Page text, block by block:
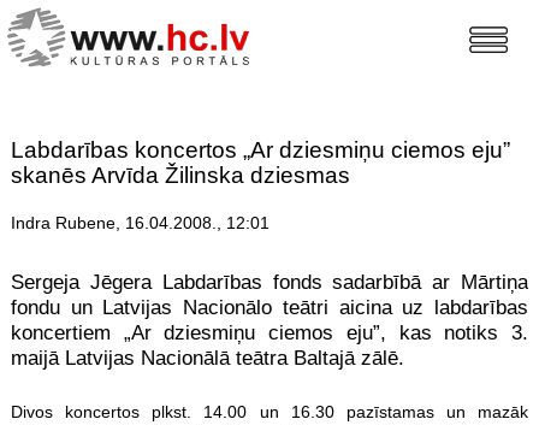
Labdarības koncertos „Ar dziesmiņu ciemos eju”
skanēs Arvīda Žilinska dziesmas
Indra Rubene, 16.04.2008., 12:01
Sergeja Jēgera Labdarības fonds sadarbībā ar Mārtiņa
fondu un Latvijas Nacionālo teātri aicina uz labdarības
koncertiem „Ar dziesmiņu ciemos eju”, kas notiks 3.
maijā Latvijas Nacionālā teātra Baltajā zālē.
Divos koncertos plkst. 14.00 un 16.30 pazīstamas un mazāk